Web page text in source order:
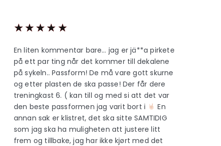
★ ★ ★ ★ ★
En liten kommentar bare… jag er jä**a pirkete
på ett par ting når det kommer till dekalene
på sykeln.. Passform! De må vare gott skurne
og etter plasten de ska passe! Der får dere
treningkast 6. ( kan till og med si att det var
den beste passformen jag varit bort i
En
annan sak er klistret, det ska sitte SAMTIDIG
som jag ska ha muligheten att justere litt
frem og tillbake, jag har ikke kjørt med det